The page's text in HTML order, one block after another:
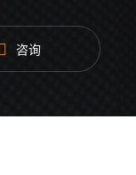
咨询